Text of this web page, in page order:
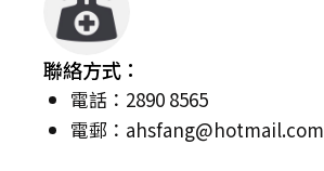
聯絡方式：
電話：2890 8565
電郵： ahsfang@hotmail.com